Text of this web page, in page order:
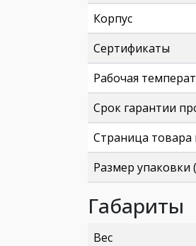
Корпус
Сертификаты
Рабочая
Срок гарантии
Страница товара
Размер
Габариты
Вес